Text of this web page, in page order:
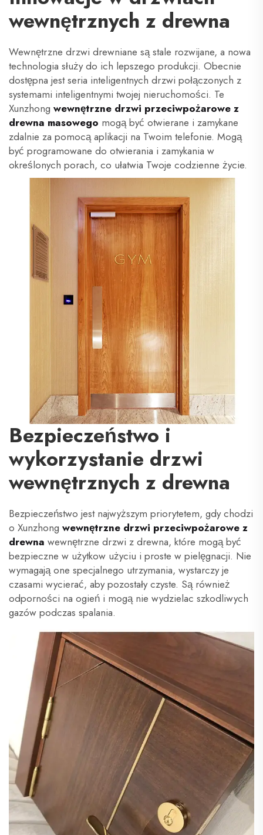
wewnętrznych z drewna
Wewnętrzne drzwi drewniane są stale rozwijane, a nowa
technologia służy do ich lepszego produkcji. Obecnie
dostępna jest seria inteligentnych drzwi połączonych z
systemami inteligentnymi twojej nieruchomości. Te
Xunzhong wewnętrzne drzwi przeciwpożarowe z
drewna masowego mogą być otwierane i zamykane
zdalnie za pomocą aplikacji na Twoim telefonie. Mogą
być programowane do otwierania i zamykania w
określonych porach, co ułatwia Twoje codzienne życie.
Bezpieczeństwo i
wykorzystanie drzwi
wewnętrznych z drewna
Bezpieczeństwo jest najwyższym priorytetem, gdy chodzi
o Xunzhong wewnętrzne drzwi przeciwpożarowe z
drewna wewnętrzne drzwi z drewna, które mogą być
bezpieczne w użytkow użyciu i proste w pielęgnacji. Nie
wymagają one specjalnego utrzymania, wystarczy je
czasami wycierać, aby pozostały czyste. Są również
odporności na ogień i mogą nie wydzielac szkodliwych
gazów podczas spalania.